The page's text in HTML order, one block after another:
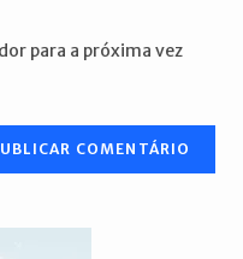
para a próxima vez